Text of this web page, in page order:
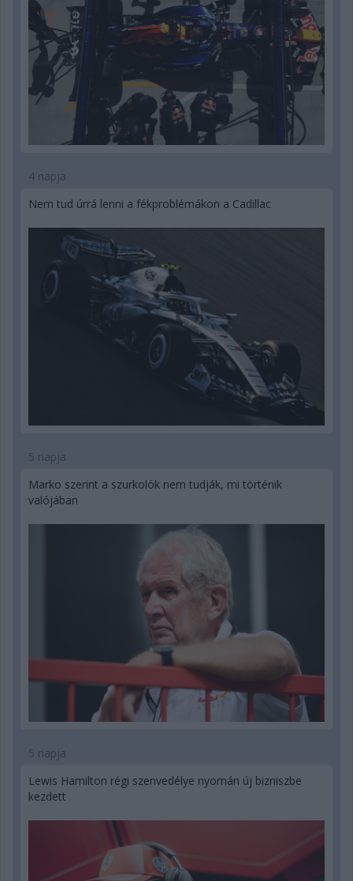
4 napja
Nem tud úrrá lenni a fékproblémákon a Cadillac
5 napja
Marko szerint a szurkolók nem tudják, mi történik
valójában
5 napja
Lewis Hamilton régi szenvedélye nyomán új bizniszbe
kezdett